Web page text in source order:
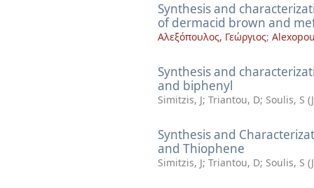
Synthesis and
of dermacid brown and
Αλεξόπουλος, Γεώργιος;
Synthesis and
and biphenyl
Simitzis, J; Triantou, D; Soulis, S (
Synthesis and
and Thiophene
Simitzis, J; Triantou, D; Soulis, S (